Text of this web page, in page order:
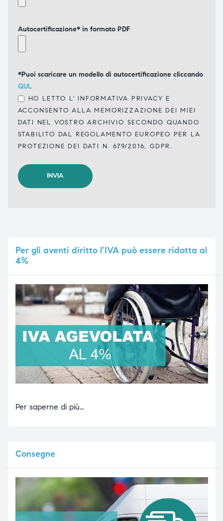
Autocertificazione* in formato PDF
*Puoi scaricare un modello di autocertificazione cliccando
QUI.
HO LETTO L' INFORMATIVA PRIVACY E
ACCONSENTO ALLA MEMORIZZAZIONE DEI MIEI
DATI NEL VOSTRO ARCHIVIO SECONDO QUANDO
STABILITO DAL REGOLAMENTO EUROPEO PER LA
PROTEZIONE DEI DATI N. 679/2016, GDPR.
Pergli aventi diritto l’IVA può essere ridotta al
4%
Per saperne di più…
Consegne